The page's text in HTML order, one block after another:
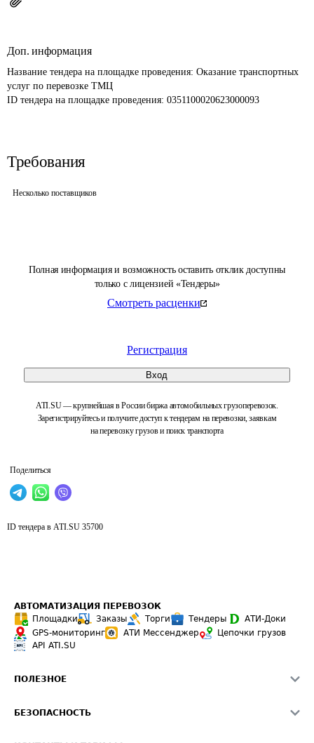
Полная информация и возможность оставить отклик доступны
только с лицензией «Тендеры»
Смотреть расценки
Регистрация
Вход
ATI.SU — крупнейшая в России биржа автомобильных грузоперевозок.
Зарегистрируйтесь и получите доступ к тендерам на перевозки, заявкам
на перевозку грузов и поиск транспорта
Поделиться
Доп. информация
Название тендера на площадке проведения: Оказание транспортных
услуг по перевозке ТМЦ
ID тендера на площадке проведения: 0351100020623000093
Требования
Несколько поставщиков
ID тендера в ATI.SU 35700
АВТОМАТИЗАЦИЯ ПЕРЕВОЗОК
Площадки
Заказы Торги Тендеры
АТИ-Доки
GPS-мониторинг
АТИ Мессенджер
Цепочки грузов
API ATI.SU
ПОЛЕЗНОЕ
Звезды ATI.SU на вашем сайте
БЕЗОПАСНОСТЬ